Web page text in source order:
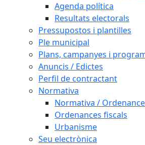
Agenda política
Resultats electorals
Pressupostos i plantilles
Ple municipal
Plans, campanyes i
Anuncis / Edictes
Perfil de contractant
Normativa
Normativa /
Ordenances fiscals
Urbanisme
Seu electrònica